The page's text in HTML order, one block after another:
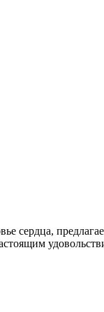
сердца,